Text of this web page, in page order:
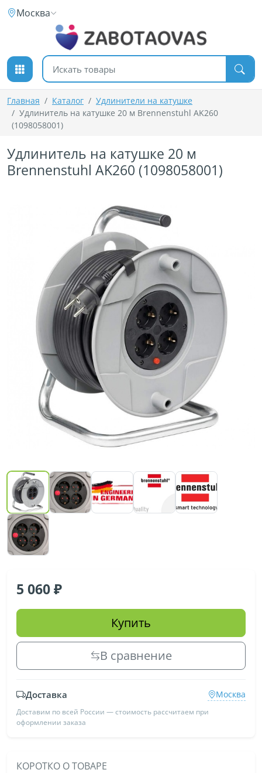
К содержимому
Москва
Поиск товаров
Главная Каталог
Удлинители на катушке
Удлинитель на катушке 20 м Brennenstuhl AK260
(1098058001)
Удлинитель на катушке 20 м
Brennenstuhl AK260 (1098058001)
5 060
Купить
В сравнение
Доставка Москва
Доставим по всей России — стоимость рассчитаем при
оформлении заказа
КОРОТКО О ТОВАРЕ